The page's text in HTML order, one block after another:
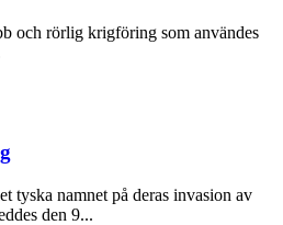
och rörlig krigföring som användes
tyska namnet på deras invasion av
den 9...